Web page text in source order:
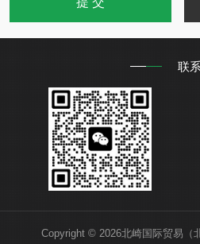
联
Copyright © 2026北崎国际贸易（